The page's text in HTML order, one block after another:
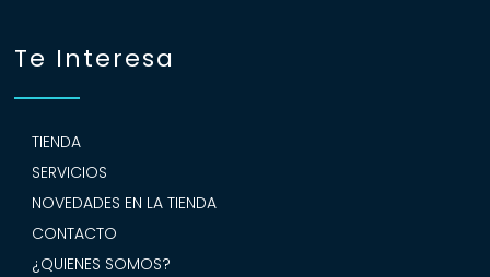
Te Interesa
TIENDA
SERVICIOS
NOVEDADES EN LA TIENDA
CONTACTO
¿QUIENES SOMOS?